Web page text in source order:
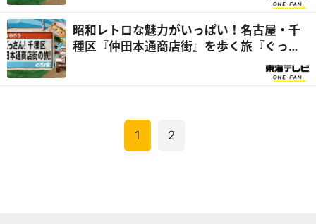
昭和レトロな魅力がいっぱい！名古屋・千
種区『仲田本通商店街』を歩く旅『ぐっさ
1 2